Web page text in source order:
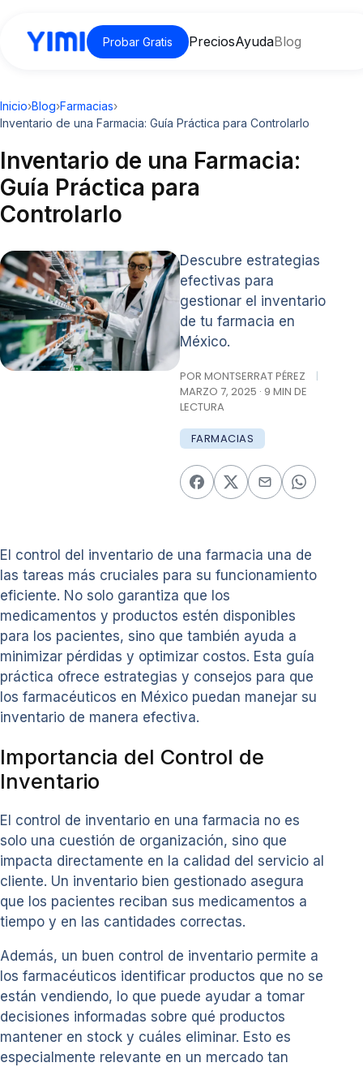
Probar Gratis PreciosAyudaBlog
Inicio›Blog›Farmacias›
Inventario de una Farmacia: Guía Práctica para Controlarlo
Inventario de una Farmacia:
Guía Práctica para
Controlarlo
Descubre estrategias
efectivas para
gestionar el inventario
de tu farmacia en
México.
POR MONTSERRAT PÉREZ
|
MARZO 7, 2025 · 9 MIN DE
LECTURA
FARMACIAS
El control del inventario de una farmacia una de
las tareas más cruciales para su funcionamiento
eficiente. No solo garantiza que los
medicamentos y productos estén disponibles
para los pacientes, sino que también ayuda a
minimizar pérdidas y optimizar costos. Esta guía
práctica ofrece estrategias y consejos para que
los farmacéuticos en México puedan manejar su
inventario de manera efectiva.
Importancia del Control de
Inventario
El control de inventario en una farmacia no es
solo una cuestión de organización, sino que
impacta directamente en la calidad del servicio al
cliente. Un inventario bien gestionado asegura
que los pacientes reciban sus medicamentos a
tiempo y en las cantidades correctas.
Además, un buen control de inventario permite a
los farmacéuticos identificar productos que no se
están vendiendo, lo que puede ayudar a tomar
decisiones informadas sobre qué productos
mantener en stock y cuáles eliminar. Esto es
especialmente relevante en un mercado tan